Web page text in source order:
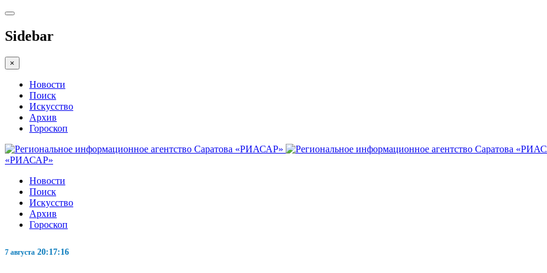
Sidebar
×
Новости
Поиск
Искусство
Архив
Гороскоп
«РИАСАР»
Новости
Поиск
Искусство
Архив
Гороскоп
7 августа 20:17:17